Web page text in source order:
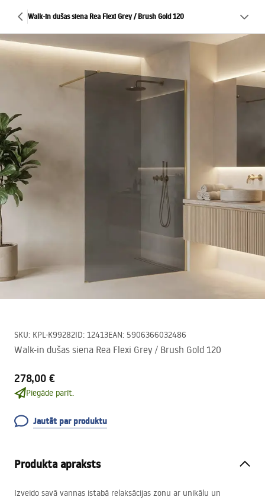
Walk-in dušas siena Rea Flexi Grey / Brush Gold 120
SKU: KPL-K99282ID: 12413EAN: 5906366032486
Walk-in dušas siena Rea Flexi Grey / Brush Gold 120
278,00 €
Piegāde parīt.
Jautāt par produktu
Produkta apraksts
Izveido savā vannas istabā relaksācijas zonu ar unikālu un